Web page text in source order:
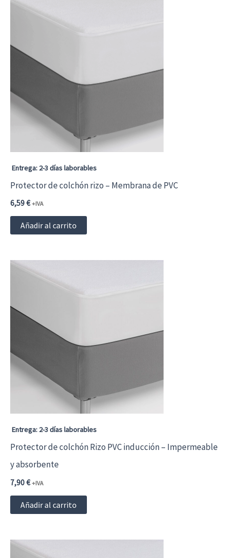
Entrega: 2-3 días laborables
Protector de colchón rizo – Membrana de PVC
6,59€ +IVA
Añadir al carrito
Entrega: 2-3 días laborables
Protector de colchón Rizo PVC inducción – Impermeable
y absorbente
7,90€ +IVA
Añadir al carrito